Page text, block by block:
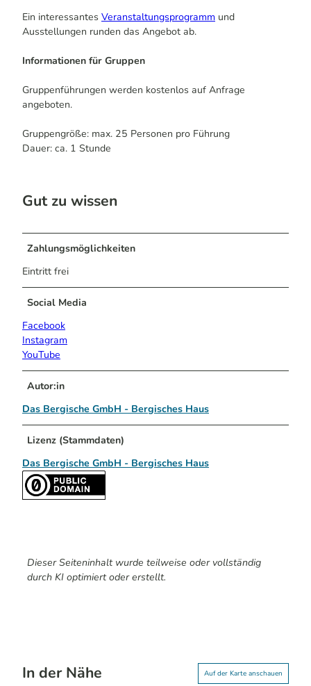
Ein interessantes Veranstaltungsprogramm und
Ausstellungen runden das Angebot ab.
Informationen für Gruppen
Gruppenführungen werden kostenlos auf Anfrage
angeboten.
Gruppengröße: max. 25 Personen pro Führung
Dauer: ca. 1 Stunde
Gut zu wissen
Zahlungsmöglichkeiten
Eintritt frei
Social Media
Facebook
Instagram
YouTube
Autor:in
Das Bergische GmbH - Bergisches Haus
Lizenz (Stammdaten)
Das Bergische GmbH - Bergisches Haus
Dieser Seiteninhalt wurde teilweise oder vollständig
durch KI optimiert oder erstellt.
In der Nähe Auf der Karte anschauen